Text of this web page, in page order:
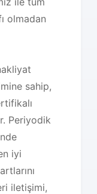
olmadan
sahip,
Periyodik
iyi
iletişimi,